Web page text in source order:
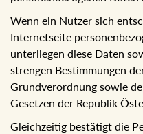
Wenn ein Nutzer sich
Internetseite
dann unterliegen diese
den strengen
Grundverordnung sowie
Gesetzen der Republik
Gleichzeitig bestätigt die